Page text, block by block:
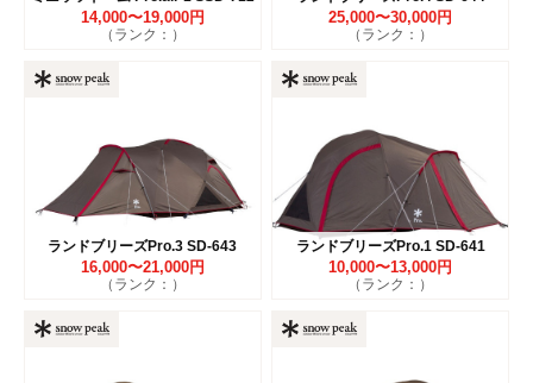
14,000〜19,000円
（ランク：）
25,000〜30,000円
（ランク：）
ランドブリーズPro.3 SD-643
16,000〜21,000円
（ランク：）
ランドブリーズPro.1 SD-641
10,000〜13,000円
（ランク：）